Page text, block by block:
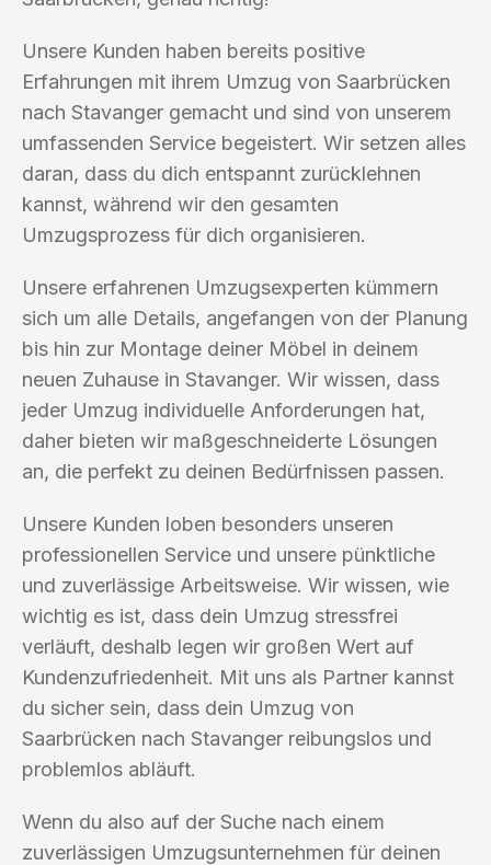
Unsere Kunden haben bereits positive
Erfahrungen mit ihrem Umzug von Saarbrücken
nach Stavanger gemacht und sind von unserem
umfassenden Service begeistert. Wir setzen alles
daran, dass du dich entspannt zurücklehnen
kannst, während wir den gesamten
Umzugsprozess für dich organisieren.
Unsere erfahrenen Umzugsexperten kümmern
sich um alle Details, angefangen von der Planung
bis hin zur Montage deiner Möbel in deinem
neuen Zuhause in Stavanger. Wir wissen, dass
jeder Umzug individuelle Anforderungen hat,
daher bieten wir maßgeschneiderte Lösungen
an, die perfekt zu deinen Bedürfnissen passen.
Unsere Kunden loben besonders unseren
professionellen Service und unsere pünktliche
und zuverlässige Arbeitsweise. Wir wissen, wie
wichtig es ist, dass dein Umzug stressfrei
verläuft, deshalb legen wir großen Wert auf
Kundenzufriedenheit. Mit uns als Partner kannst
du sicher sein, dass dein Umzug von
Saarbrücken nach Stavanger reibungslos und
problemlos abläuft.
Wenn du also auf der Suche nach einem
zuverlässigen Umzugsunternehmen für deinen